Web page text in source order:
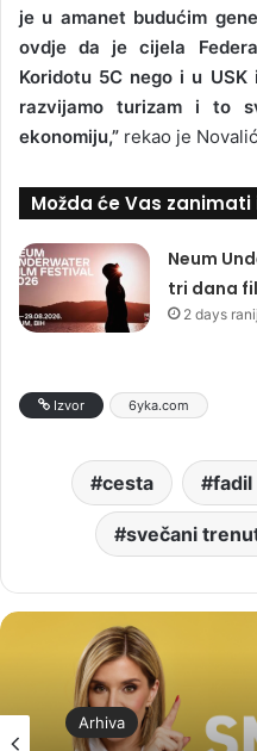
je u amanet budućim
ovdje da je cijela
Koridotu 5C nego i u USK
razvijamo turizam i to
ekonomiju,” rekao je
Možda će Vas zanimati
Neum
tri dana
2 days
Izvor 6yka.com
cesta fadil
svečani
Arhiva